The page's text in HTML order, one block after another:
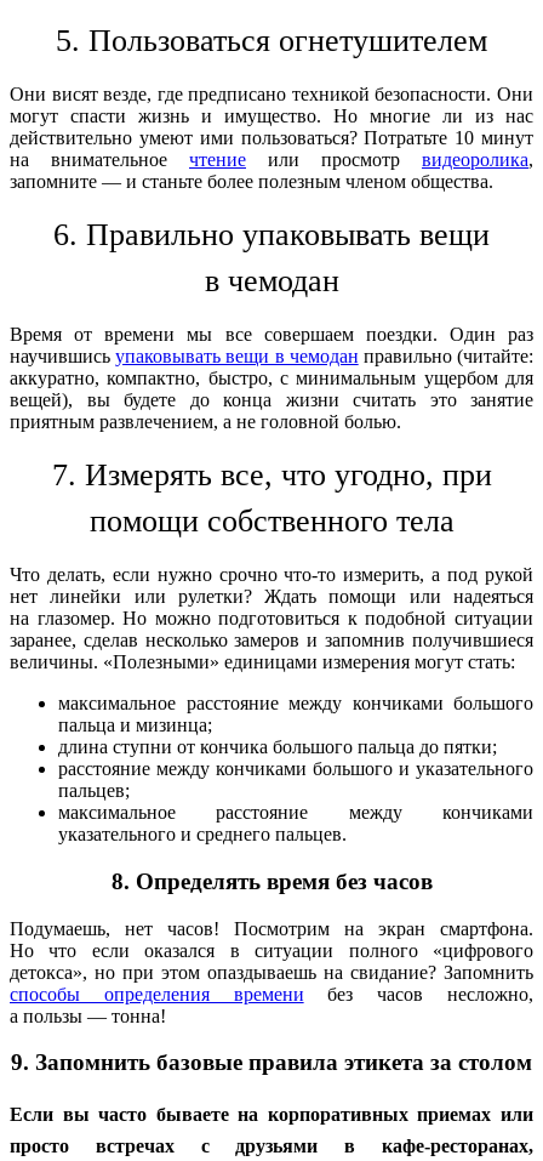
5. Пользоваться огнетушителем
Они висят везде, где предписано техникой безопасности. Они
могут спасти жизнь и имущество. Но многие ли из нас
действительно умеют ими пользоваться? Потратьте 10 минут
на внимательное чтение или просмотр видеоролика,
запомните — и станьте более полезным членом общества.
6. Правильно упаковывать вещи
в чемодан
Время от времени мы все совершаем поездки. Один раз
научившисьупаковывать вещи в чемодан правильно (читайте:
аккуратно, компактно, быстро, с минимальным ущербом для
вещей), вы будете до конца жизни считать это занятие
приятным развлечением, а не головной болью.
7. Измерять все, что угодно, при
помощи собственного тела
Что делать, если нужно срочно что-то измерить, а под рукой
нет линейки или рулетки? Ждать помощи или надеяться
на глазомер. Но можно подготовиться к подобной ситуации
заранее, сделав несколько замеров и запомнив получившиеся
величины. «Полезными» единицами измерения могут стать:
максимальное расстояние между кончиками большого
пальца и мизинца;
длина ступни от кончика большого пальца до пятки;
расстояние между кончиками большого и указательного
пальцев;
максимальное расстояние между кончиками
указательного и среднего пальцев.
8. Определять время без часов
Подумаешь, нет часов! Посмотрим на экран смартфона.
Но что если оказался в ситуации полного «цифрового
детокса», но при этом опаздываешь на свидание? Запомнить
способы определения времени без часов несложно,
а пользы — тонна!
9. Запомнить базовые правила этикета за столом
Если вы часто бываете на корпоративных приемах или
просто встречах с друзьями в кафе-ресторанах,